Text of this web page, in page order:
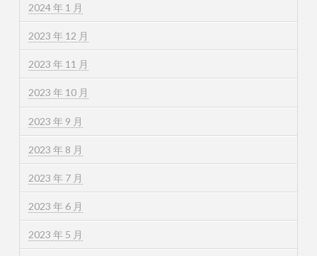
2024 年 1 月
2023 年 12 月
2023 年 11 月
2023 年 10 月
2023 年 9 月
2023 年 8 月
2023 年 7 月
2023 年 6 月
2023 年 5 月